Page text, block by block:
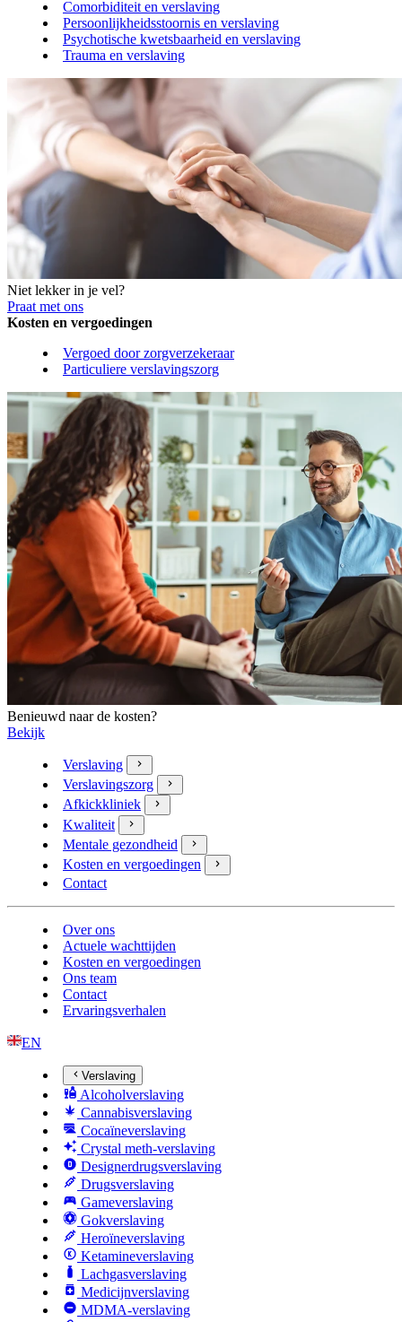
Comorbiditeit en verslaving
Persoonlijkheidsstoornis en verslaving
Psychotische kwetsbaarheid en verslaving
Trauma en verslaving
Niet lekker in je vel?
Praat met ons
Kosten en vergoedingen
Vergoed door zorgverzekeraar
Particuliere verslavingszorg
Benieuwd naar de kosten?
Bekijk
Verslaving
Verslavingszorg
Afkickkliniek
Kwaliteit
Mentale gezondheid
Kosten en vergoedingen
Contact
Over ons
Actuele wachttijden
Kosten en vergoedingen
Ons team
Contact
Ervaringsverhalen
EN
Verslaving
Alcoholverslaving
Cannabisverslaving
Cocaïneverslaving
Crystal meth-verslaving
Designerdrugsverslaving
Drugsverslaving
Gameverslaving
Gokverslaving
Heroïneverslaving
Ketamineverslaving
Lachgasverslaving
Medicijnverslaving
MDMA-verslaving